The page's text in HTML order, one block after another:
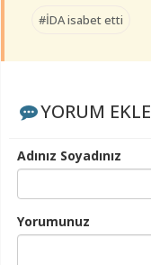
#İDA isabet etti
YORUM EKLE
Adınız Soyadınız
Yorumunuz